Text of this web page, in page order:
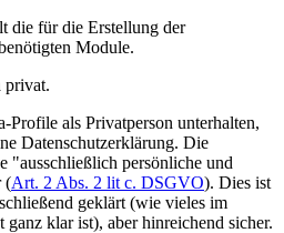
die für die Erstellung der
Module.
privat.
Profile als Privatperson unterhalten,
Datenschutzerklärung. Die
"ausschließlich persönliche und
(Art. 2 Abs. 2 lit c. DSGVO). Dies ist
geklärt (wie vieles im
ganz klar ist), aber hinreichend sicher.